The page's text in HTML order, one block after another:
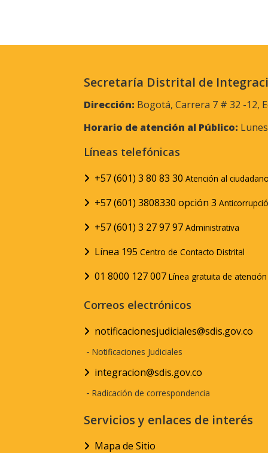
Secretaría Distrital de
Dirección: Bogotá, Carrera 7 # 32 -12,
Horario de atención al Público:
Líneas telefónicas
+57 (601) 3 80 83 30 Atención al
+57 (601) 3808330 opción 3
+57 (601) 3 27 97 97 Administrativa
Línea 195 Centro de Contacto Distrital
01 8000 127 007 Línea gratuita de
Correos electrónicos
notificacionesjudiciales@sdis.gov.co
- Notificaciones Judiciales
integracion@sdis.gov.co
- Radicación de correspondencia
Servicios y enlaces de interés
Mapa de Sitio